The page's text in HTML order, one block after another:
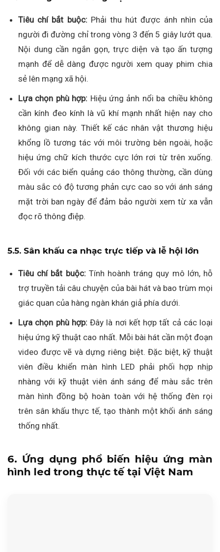
Tiêu chí bắt buộc:Phải thu hút được ánh nhìn của
người đi đường chỉ trong vòng 3 đến 5 giây lướt qua.
Nội dung cần ngắn gọn, trực diện và tạo ấn tượng
mạnh để dễ dàng được người xem quay phim chia
sẻ lên mạng xã hội.
Lựa chọn phù hợp: Hiệu ứng ảnh nổi ba chiều không
cần kính đeo kính là vũ khí mạnh nhất hiện nay cho
không gian này. Thiết kế các nhân vật thương hiệu
khổng lồ tương tác với môi trường bên ngoài, hoặc
hiệu ứng chữ kích thước cực lớn rơi từ trên xuống.
Đối với các biển quảng cáo thông thường, cần dùng
màu sắc có độ tương phản cực cao so với ánh sáng
mặt trời ban ngày để đảm bảo người xem từ xa vẫn
đọc rõ thông điệp.
5.5. Sân khấu ca nhạc trực tiếp và lễ hội lớn
Tiêu chí bắt buộc:Tính hoành tráng quy mô lớn, hỗ
trợ truyền tải câu chuyện của bài hát và bao trùm mọi
giác quan của hàng ngàn khán giả phía dưới.
Lựa chọn phù hợp:Đây là nơi kết hợp tất cả các loại
hiệu ứng kỹ thuật cao nhất. Mỗi bài hát cần một đoạn
video được vẽ và dựng riêng biệt. Đặc biệt, kỹ thuật
viên điều khiển màn hình LED phải phối hợp nhịp
nhàng với kỹ thuật viên ánh sáng để màu sắc trên
màn hình đồng bộ hoàn toàn với hệ thống đèn rọi
trên sân khấu thực tế, tạo thành một khối ánh sáng
thống nhất.
6. Ứng dụng phổ biến hiệu ứng màn
hình led trong thực tế tại Việt Nam